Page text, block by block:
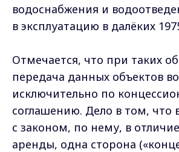
водоснабжения и
в эксплуатацию в далёких
Отмечается, что при таких
передача данных объектов
исключительно по
соглашению. Дело в том, что
с законом, по нему, в
аренды, одна сторона